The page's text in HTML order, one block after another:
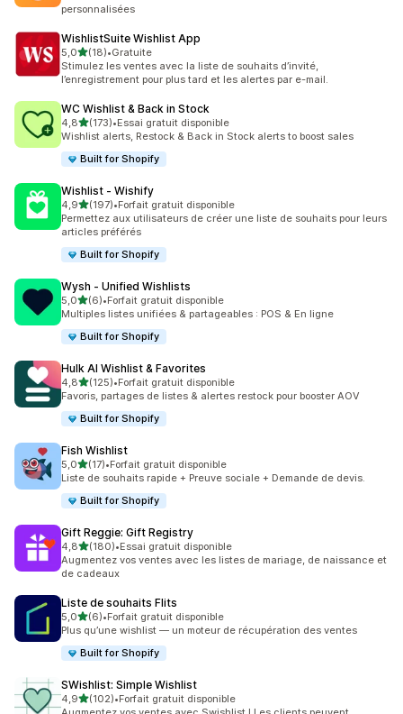
personnalisées
WishlistSuite Wishlist App
5,0étoile(s) sur 5
(18)
18 avis au total
•Gratuite
Stimulez les ventes avec la liste de souhaits d’invité,
l’enregistrement pour plus tard et les alertes par e-mail.
WC Wishlist & Back in Stock
4,8étoile(s) sur 5
(173)
173 avis au total
•Essai gratuit disponible
Wishlist alerts, Restock & Back in Stock alerts to boost sales
Built for Shopify
Wishlist ‑ Wishify
4,9étoile(s) sur 5
(197)
197 avis au total
•Forfait gratuit disponible
Permettez aux utilisateurs de créer une liste de souhaits pour leurs
articles préférés
Built for Shopify
Wysh ‑ Unified Wishlists
5,0étoile(s) sur 5
(6)
6 avis au total
•Forfait gratuit disponible
Multiples listes unifiées & partageables : POS & En ligne
Built for Shopify
Hulk AI Wishlist & Favorites
4,8étoile(s) sur 5
(125)
125 avis au total
•Forfait gratuit disponible
Favoris, partages de listes & alertes restock pour booster AOV
Built for Shopify
Fish Wishlist
5,0étoile(s) sur 5
(17)
17 avis au total
•Forfait gratuit disponible
Liste de souhaits rapide + Preuve sociale + Demande de devis.
Built for Shopify
Gift Reggie: Gift Registry
4,8étoile(s) sur 5
(180)
180 avis au total
•Essai gratuit disponible
Augmentez vos ventes avec les listes de mariage, de naissance et
de cadeaux
Liste de souhaits Flits
5,0étoile(s) sur 5
(6)
6 avis au total
•Forfait gratuit disponible
Plus qu’une wishlist — un moteur de récupération des ventes
Built for Shopify
SWishlist: Simple Wishlist
4,9étoile(s) sur 5
(102)
102 avis au total
•Forfait gratuit disponible